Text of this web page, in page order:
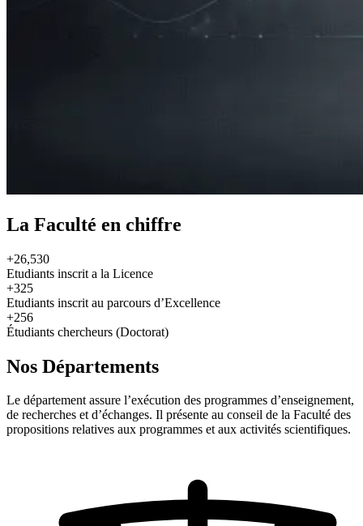
La Faculté en chiffre
+26,530
Etudiants inscrit a la Licence
+325
Etudiants inscrit au parcours d’Excellence
+256
Étudiants chercheurs (Doctorat)
Nos Départements
Le département assure l’exécution des programmes d’enseignement,
de recherches et d’échanges. Il présente au conseil de la Faculté des
propositions relatives aux programmes et aux activités scientifiques.